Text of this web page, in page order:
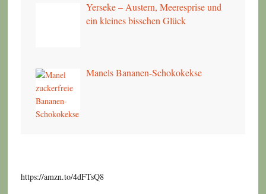
Yerseke – Austern, Meeresprise und
ein kleines bisschen Glück
Manels Bananen-Schokokekse
https://amzn.to/4dFTsQ8